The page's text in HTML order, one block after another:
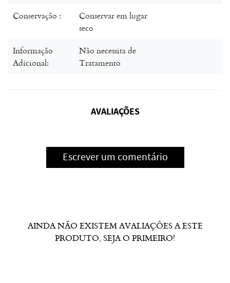
Conservação :
Conservar em lugar
seco
Informação
Adicional:
Não necessita de
Tratamento
AVALIAÇÕES
Escrever um comentário
AINDA NÃO EXISTEM AVALIAÇÕES A ESTE
PRODUTO, SEJA O PRIMEIRO!